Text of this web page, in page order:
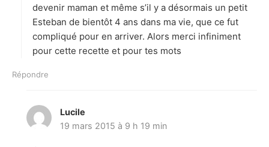
devenir maman et même s’il y a désormais un petit
Esteban de bientôt 4 ans dans ma vie, que ce fut
compliqué pour en arriver. Alors merci infiniment
pour cette recette et pour tes mots
Répondre
Lucile
i
19 mars 2015 à 9 h 19 min